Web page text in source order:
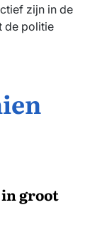
zijn in de
de politie
in groot